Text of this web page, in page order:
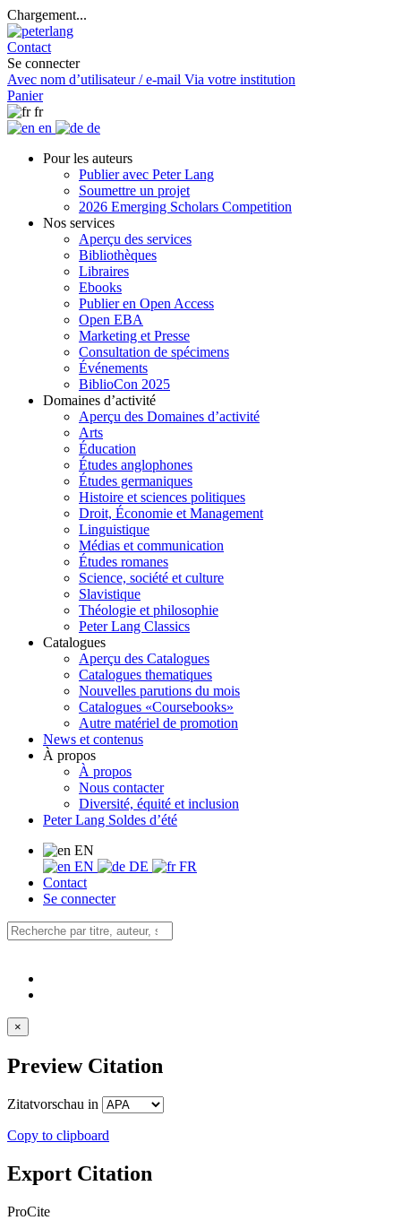
Chargement...
Contact
Se connecter
Avec nom d’utilisateur / e-mail Via votre institution
Panier
fr
en
de
Pour les auteurs
Publier avec Peter Lang
Soumettre un projet
2026 Emerging Scholars Competition
Nos services
Aperçu des services
Bibliothèques
Libraires
Ebooks
Publier en Open Access
Open EBA
Marketing et Presse
Consultation de spécimens
Événements
BiblioCon 2025
Domaines d’activité
Aperçu des Domaines d’activité
Arts
Éducation
Études anglophones
Études germaniques
Histoire et sciences politiques
Droit, Économie et Management
Linguistique
Médias et communication
Études romanes
Science, société et culture
Slavistique
Théologie et philosophie
Peter Lang Classics
Catalogues
Aperçu des Catalogues
Catalogues thematiques
Nouvelles parutions du mois
Catalogues «Coursebooks»
Autre matériel de promotion
News et contenus
À propos
À propos
Nous contacter
Diversité, équité et inclusion
Peter Lang Soldes d’été
EN
EN
DE
FR
Contact
Se connecter
Export Citation